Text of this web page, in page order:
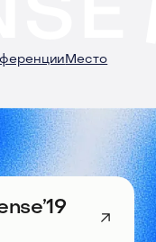
Место